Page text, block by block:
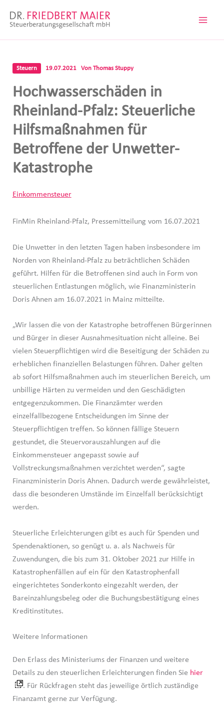
Inhalt
Steuern 19.07.2021 Von Thomas Stuppy
Hochwasserschäden in
Rheinland-Pfalz: Steuerliche
Hilfsmaßnahmen für
Betroffene der Unwetter-
Katastrophe
Einkommensteuer
FinMin Rheinland-Pfalz, Pressemitteilung vom 16.07.2021
Die Unwetter in den letzten Tagen haben insbesondere im
Norden von Rheinland-Pfalz zu beträchtlichen Schäden
geführt. Hilfen für die Betroffenen sind auch in Form von
steuerlichen Entlastungen möglich, wie Finanzministerin
Doris Ahnen am 16.07.2021 in Mainz mitteilte.
„Wir lassen die von der Katastrophe betroffenen Bürgerinnen
und Bürger in dieser Ausnahmesituation nicht alleine. Bei
vielen Steuerpflichtigen wird die Beseitigung der Schäden zu
erheblichen finanziellen Belastungen führen. Daher gelten
ab sofort Hilfsmaßnahmen auch im steuerlichen Bereich, um
unbillige Härten zu vermeiden und den Geschädigten
entgegenzukommen. Die Finanzämter werden
einzelfallbezogene Entscheidungen im Sinne der
Steuerpflichtigen treffen. So können fällige Steuern
gestundet, die Steuervorauszahlungen auf die
Einkommensteuer angepasst sowie auf
Vollstreckungsmaßnahmen verzichtet werden“, sagte
Finanzministerin Doris Ahnen. Dadurch werde gewährleistet,
dass die besonderen Umstände im Einzelfall berücksichtigt
werden.
Steuerliche Erleichterungen gibt es auch für Spenden und
Spendenaktionen, so genügt u. a. als Nachweis für
Zuwendungen, die bis zum 31. Oktober 2021 zur Hilfe in
Katastrophenfällen auf ein für den Katastrophenfall
eingerichtetes Sonderkonto eingezahlt werden, der
Bareinzahlungsbeleg oder die Buchungsbestätigung eines
Kreditinstitutes.
Weitere Informationen
Den Erlass des Ministeriums der Finanzen und weitere
Details zu den steuerlichen Erleichterungen finden Sie hier
. Für Rückfragen steht das jeweilige örtlich zuständige
Finanzamt gerne zur Verfügung.